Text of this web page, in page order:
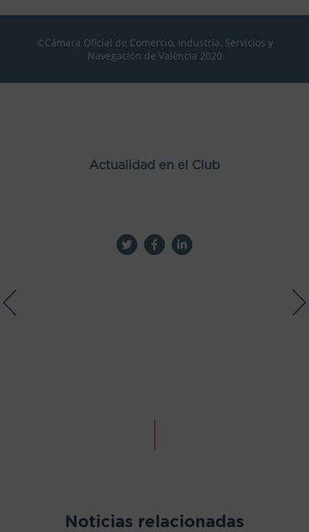
©Cámara Oficial de Comercio, Industria, Servicios y
Navegación de València 2020
Actualidad en el Club
Noticias relacionadas